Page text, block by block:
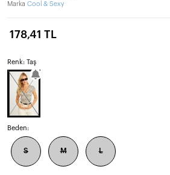
Marka Cool & Sexy
178,41 TL
Renk: Taş
Beden:
S M L